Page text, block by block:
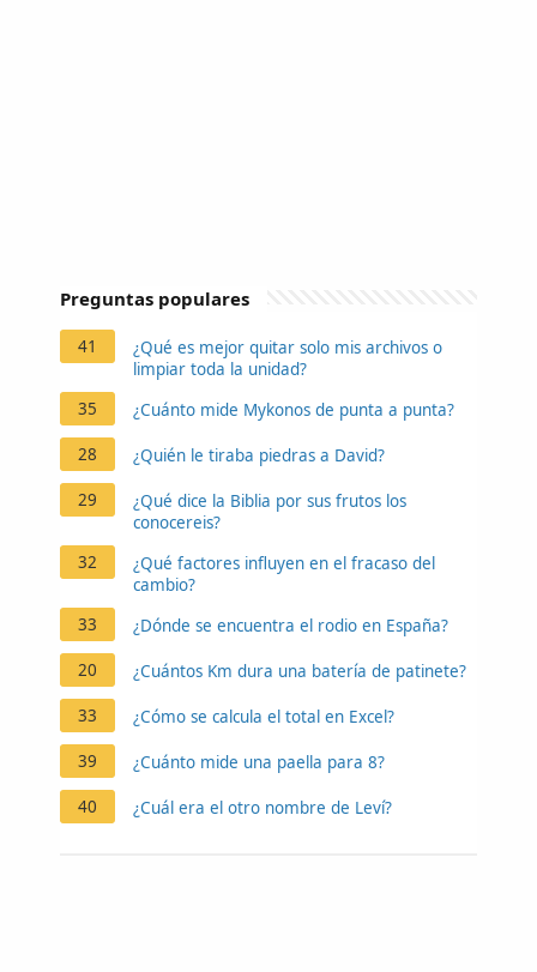
Preguntas populares
41
¿Qué es mejor quitar solo mis archivos o
limpiar toda la unidad?
35
¿Cuánto mide Mykonos de punta a punta?
28 ¿Quién le tiraba piedras a David?
29
¿Qué dice la Biblia por sus frutos los
conocereis?
32
¿Qué factores influyen en el fracaso del
cambio?
33
¿Dónde se encuentra el rodio en España?
20 ¿Cuántos Km dura una batería de patinete?
33 ¿Cómo se calcula el total en Excel?
39 ¿Cuánto mide una paella para 8?
40 ¿Cuál era el otro nombre de Leví?